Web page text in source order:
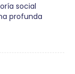
social
profunda